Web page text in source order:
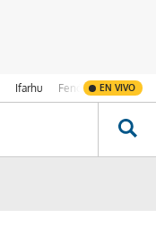
Ifarhu Fenómeno de El
EN VIVO